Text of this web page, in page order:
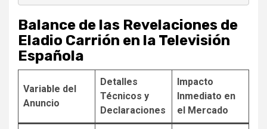
Balance de las Revelaciones de
Eladio Carrión en la Televisión
Española
Variable del
Anuncio
Detalles
Técnicos y
Declaraciones
Impacto
Inmediato en
el Mercado